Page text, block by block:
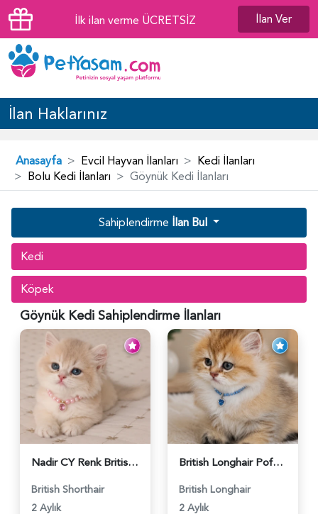
İlk ilan verme ÜCRETSİZ İlan Ver
İlan Haklarınız
Anasayfa Evcil Hayvan İlanları
Kedi İlanları
Bolu Kedi İlanları
Göynük Kedi İlanları
Sahiplendirme İlan Bul
Kedi
Köpek
Göynük Kedi Sahiplendirme İlanları
Nadir CY Renk British Shorthair Prensesimiz - 6483
British Shorthair
2 Aylık
British Longhair Pofuduk Yakışıklımız - 6481
British Longhair
2 Aylık